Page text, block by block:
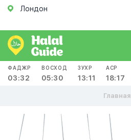
Лондон
ФАДЖР
03:32
ВОСХОД
05:30
ЗУХР
13:11
АСР
18:17
Главная